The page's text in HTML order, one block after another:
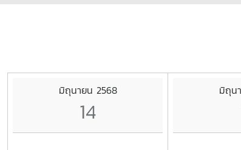
มิถุนายน 2568
14
มิถุน